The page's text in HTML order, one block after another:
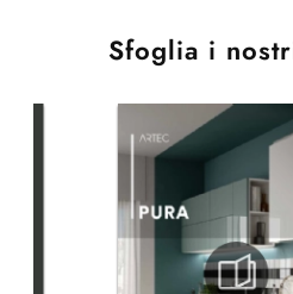
Sfoglia i